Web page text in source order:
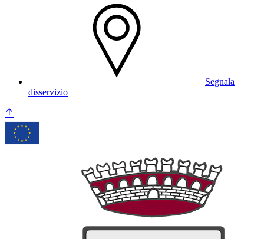
Segnala
disservizio